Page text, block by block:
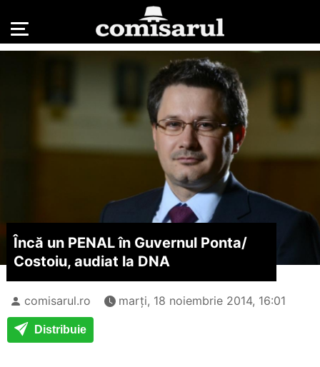
Încă un PENAL în Guvernul Ponta/
Costoiu, audiat la DNA
comisarul.ro marți, 18 noiembrie 2014, 16:01
Distribuie